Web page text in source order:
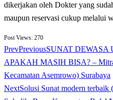
dikerjakan oleh Dokter yang
maupun reservasi cukup melalui
Post Views: 270
PrevPreviousSUNAT DEWASA
APAKAH MASIH BISA? –
Kecamatan Asemrowo) Surabaya
NextSolusi Sunat modern